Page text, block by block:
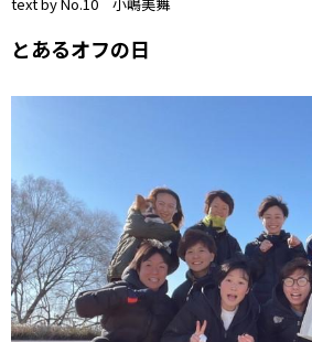
とあるオフの日